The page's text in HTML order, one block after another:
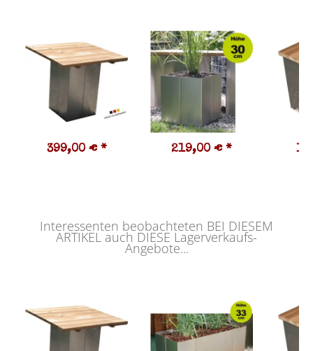
399,00 € * 219,00 € *
Interessenten beobachteten BEI DIESEM
ARTIKEL auch DIESE Lagerverkaufs-
Angebote...